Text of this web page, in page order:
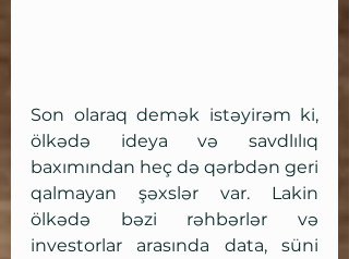
Son olaraq demək istəyirəm ki,
ölkədə ideya və savdlılıq
baxımından heç də qərbdən geri
qalmayan şəxslər var. Lakin
ölkədə bəzi rəhbərlər və
investorlar arasında data, süni